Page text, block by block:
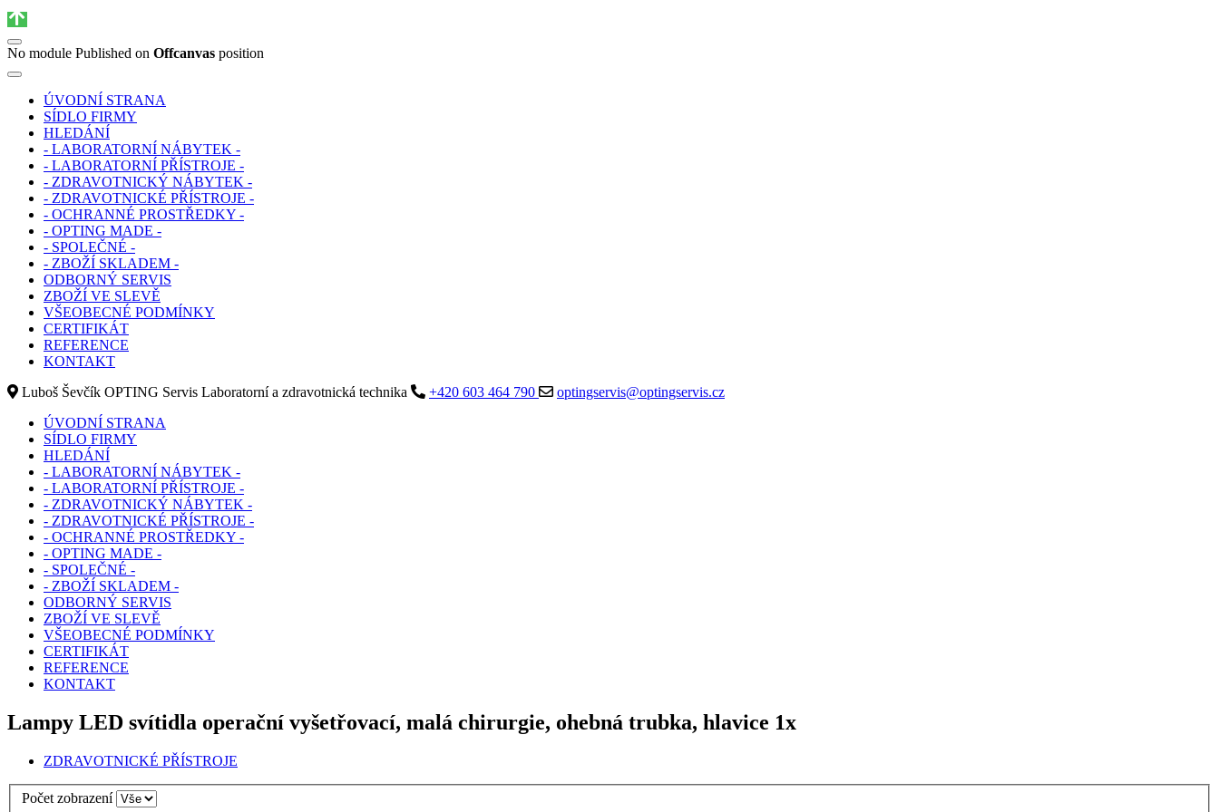
No module Published on Offcanvas position
ÚVODNÍ STRANA
SÍDLO FIRMY
HLEDÁNÍ
- LABORATORNÍ NÁBYTEK -
- LABORATORNÍ PŘÍSTROJE -
- ZDRAVOTNICKÝ NÁBYTEK -
- ZDRAVOTNICKÉ PŘÍSTROJE -
- OCHRANNÉ PROSTŘEDKY -
- OPTING MADE -
- SPOLEČNÉ -
- ZBOŽÍ SKLADEM -
ODBORNÝ SERVIS
ZBOŽÍ VE SLEVĚ
VŠEOBECNÉ PODMÍNKY
CERTIFIKÁT
REFERENCE
KONTAKT
Luboš Ševčík OPTING Servis Laboratorní a zdravotnická technika
+420 603 464 790
optingservis@optingservis.cz
ÚVODNÍ STRANA
SÍDLO FIRMY
HLEDÁNÍ
- LABORATORNÍ NÁBYTEK -
- LABORATORNÍ PŘÍSTROJE -
- ZDRAVOTNICKÝ NÁBYTEK -
- ZDRAVOTNICKÉ PŘÍSTROJE -
- OCHRANNÉ PROSTŘEDKY -
- OPTING MADE -
- SPOLEČNÉ -
- ZBOŽÍ SKLADEM -
ODBORNÝ SERVIS
ZBOŽÍ VE SLEVĚ
VŠEOBECNÉ PODMÍNKY
CERTIFIKÁT
REFERENCE
KONTAKT
Lampy LED svítidla operační vyšetřovací, malá chirurgie, ohebná trubka, hlavice 1x
ZDRAVOTNICKÉ PŘÍSTROJE
Počet zobrazení